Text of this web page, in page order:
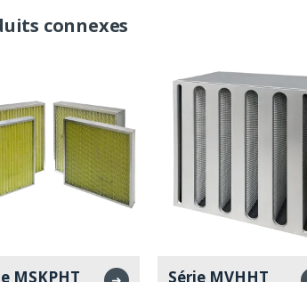
connexes
MSKPHT Série MVHHT